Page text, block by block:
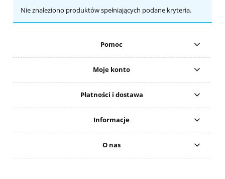
Nie znaleziono produktów spełniających podane kryteria.
Pomoc
Moje konto
Płatności i dostawa
Informacje
O nas